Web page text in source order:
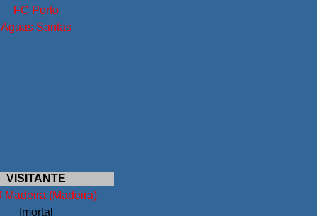
FC Porto
Aguas Santas
VISITANTE
(Madeira)
Imortal